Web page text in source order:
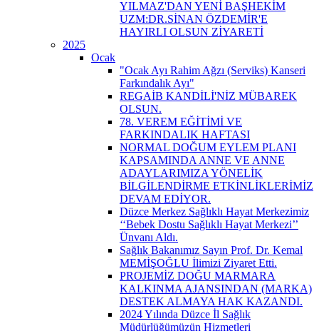
YILMAZ'DAN YENİ BAŞHEKİM
UZM:DR.SİNAN ÖZDEMİR'E
HAYIRLI OLSUN ZİYARETİ
2025
Ocak
"Ocak Ayı Rahim Ağzı (Serviks) Kanseri
Farkındalık Ayı"
REGAİB KANDİLİ'NİZ MÜBAREK
OLSUN.
78. VEREM EĞİTİMİ VE
FARKINDALIK HAFTASI
NORMAL DOĞUM EYLEM PLANI
KAPSAMINDA ANNE VE ANNE
ADAYLARIMIZA YÖNELİK
BİLGİLENDİRME ETKİNLİKLERİMİZ
DEVAM EDİYOR.
Düzce Merkez Sağlıklı Hayat Merkezimiz
‘‘Bebek Dostu Sağlıklı Hayat Merkezi’’
Ünvanı Aldı.
Sağlık Bakanımız Sayın Prof. Dr. Kemal
MEMİŞOĞLU İlimizi Ziyaret Etti.
PROJEMİZ DOĞU MARMARA
KALKINMA AJANSINDAN (MARKA)
DESTEK ALMAYA HAK KAZANDI.
2024 Yılında Düzce İl Sağlık
Müdürlüğümüzün Hizmetleri